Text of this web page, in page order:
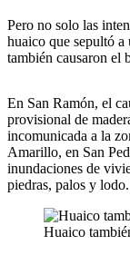
Pero no solo las
huaico que sepultó
también causaron el
En San Ramón, el
provisional de
incomunicada a la
Amarillo, en San
inundaciones de
piedras, palos y lodo.
Huaico